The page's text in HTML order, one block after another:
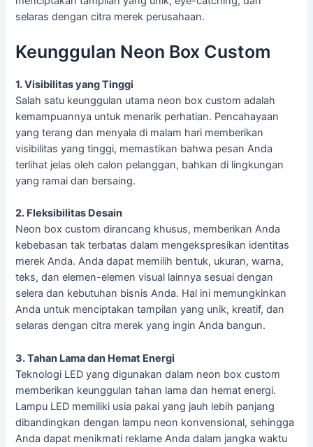
selaras dengan citra merek perusahaan.
Keunggulan Neon Box Custom
1. Visibilitas yang Tinggi
Salah satu keunggulan utama neon box custom adalah
kemampuannya untuk menarik perhatian. Pencahayaan
yang terang dan menyala di malam hari memberikan
visibilitas yang tinggi, memastikan bahwa pesan Anda
terlihat jelas oleh calon pelanggan, bahkan di lingkungan
yang ramai dan bersaing.
2. Fleksibilitas Desain
Neon box custom dirancang khusus, memberikan Anda
kebebasan tak terbatas dalam mengekspresikan identitas
merek Anda. Anda dapat memilih bentuk, ukuran, warna,
teks, dan elemen-elemen visual lainnya sesuai dengan
selera dan kebutuhan bisnis Anda. Hal ini memungkinkan
Anda untuk menciptakan tampilan yang unik, kreatif, dan
selaras dengan citra merek yang ingin Anda bangun.
3. Tahan Lama dan Hemat Energi
Teknologi LED yang digunakan dalam neon box custom
memberikan keunggulan tahan lama dan hemat energi.
Lampu LED memiliki usia pakai yang jauh lebih panjang
dibandingkan dengan lampu neon konvensional, sehingga
Anda dapat menikmati reklame Anda dalam jangka waktu